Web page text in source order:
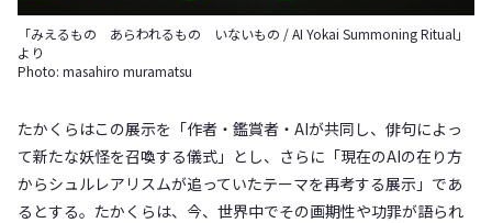
「みえるもの あらわれるもの いないもの / AI Yokai Summoning Ritual」
より
Photo: masahiro muramatsu
たかくらはこの展示を「作者・鑑賞者・AIが共同し、俳句によっ
て新たな妖怪を召喚する儀式」とし、さらに「現在のAIの在り方
からシュルレアリスムが追っていたテーマを再考する展示」であ
るとする。たかくらは、今、世界中でその画期性や功罪が語られ